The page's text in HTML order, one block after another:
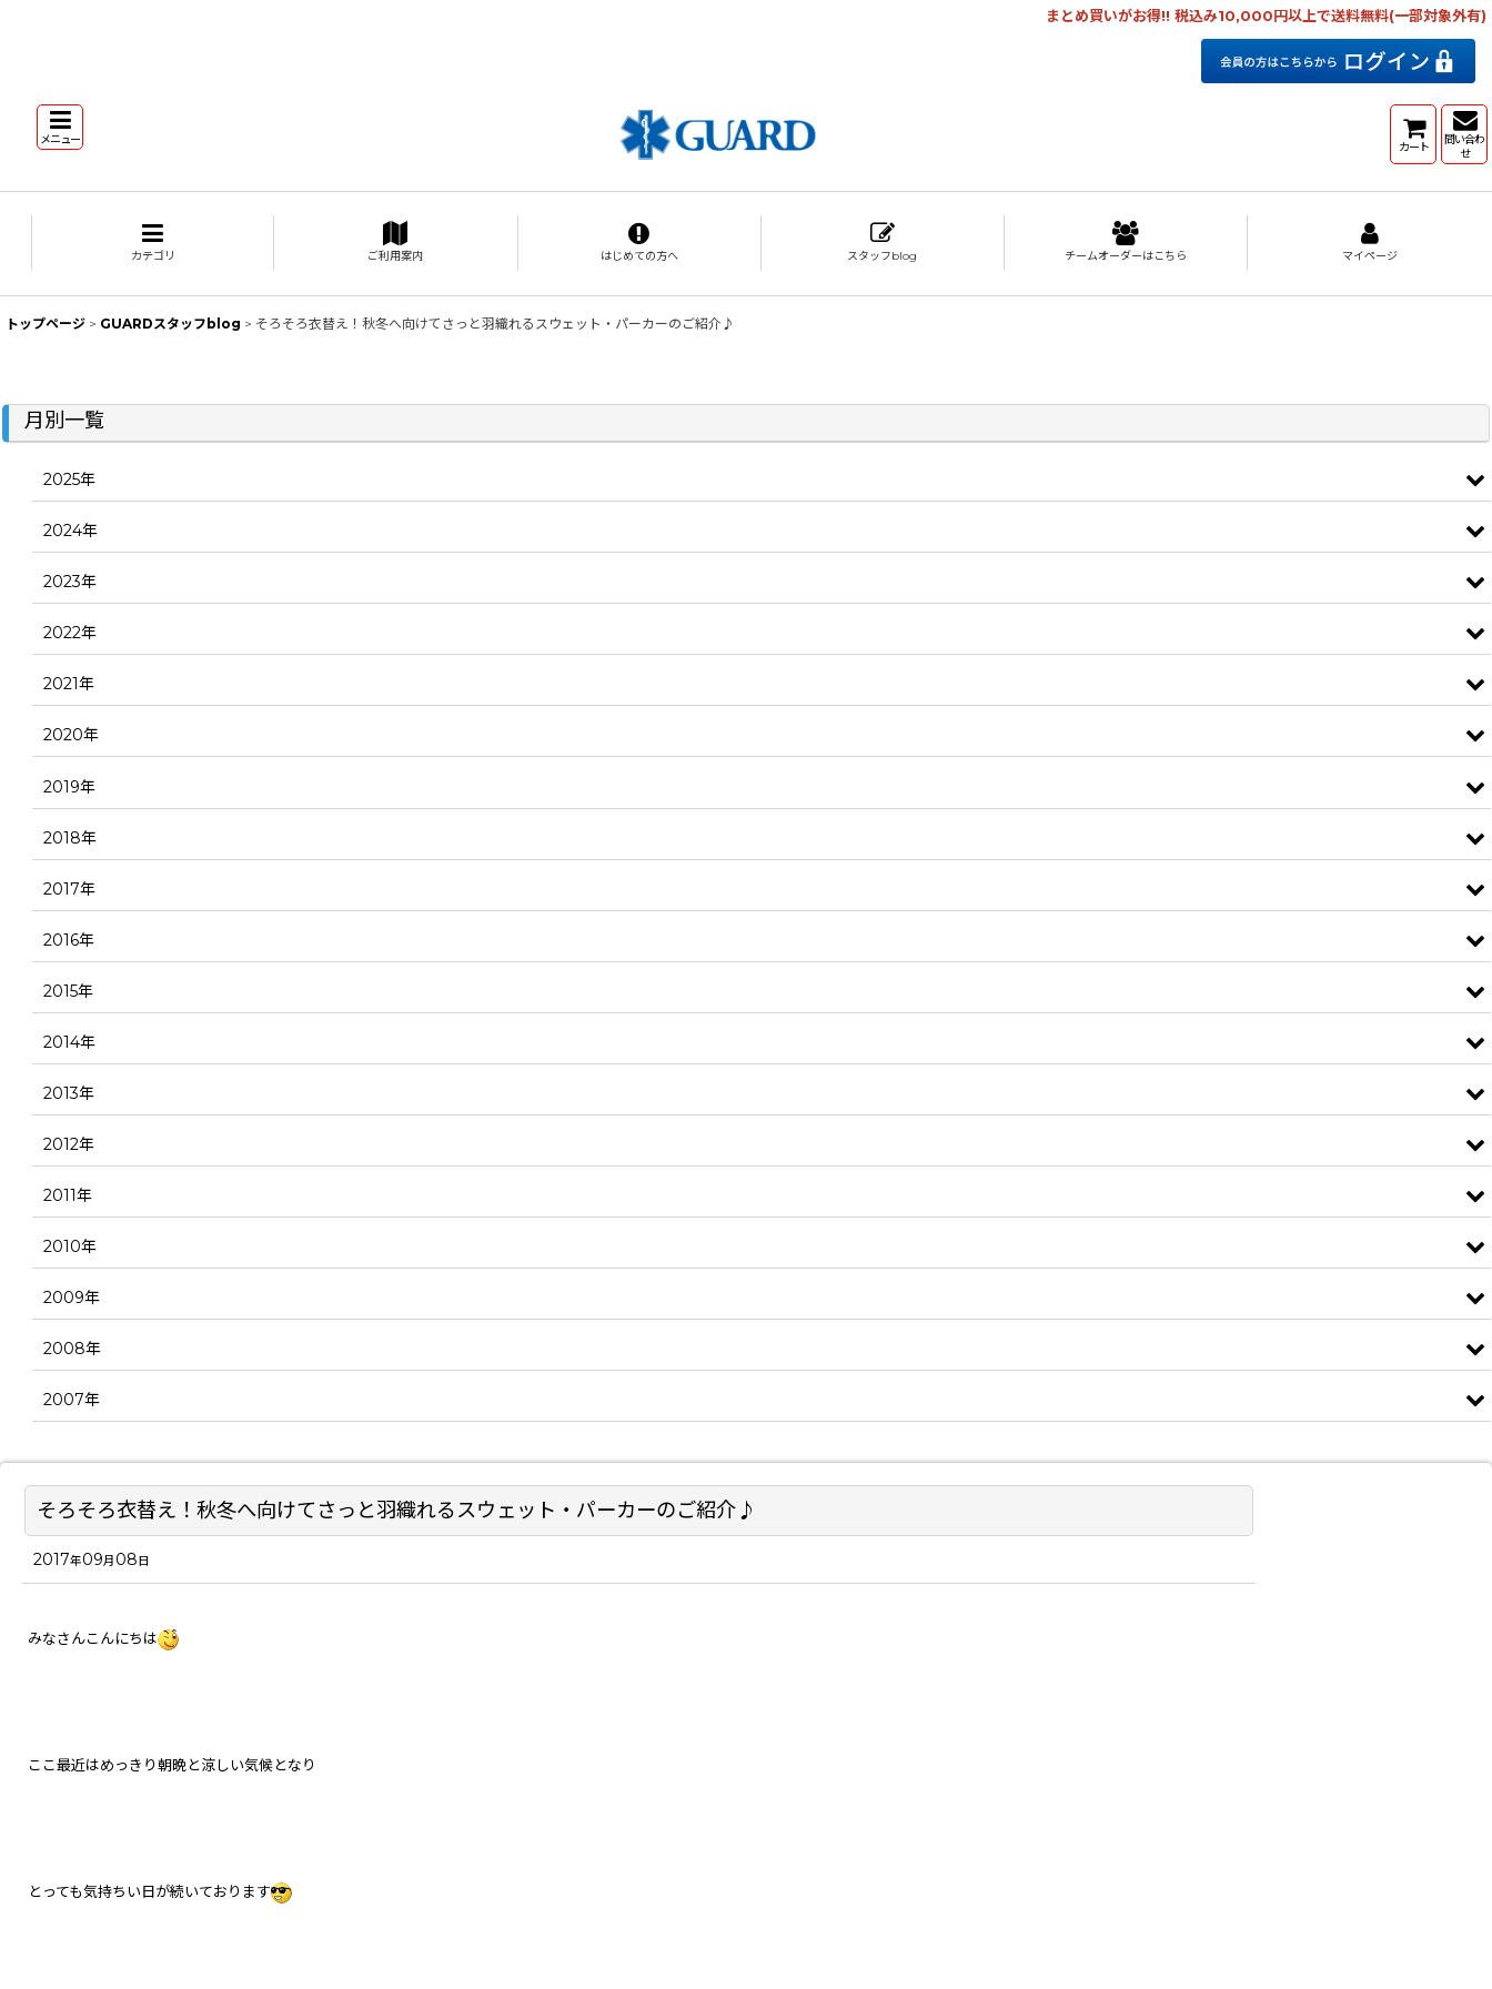
まとめ買いがお得!! 税込み10,000円以上で送料無料(一部対象外有)
メニュー カート
問い合わ
せ
カテゴリ ご利用案内 はじめての方へ スタッフblog チームオーダーはこちら マイページ
トップページ > GUARDスタッフblog > そろそろ衣替え！秋冬へ向けてさっと羽織れるスウェット・パーカーのご紹介♪
そろそろ衣替え！秋冬へ向けてさっと羽織れるスウェット・パーカーのご紹介♪
2017年09月 08日
みなさんこんにちは
ここ最近はめっきり朝晩と涼しい気候となり
とっても気持ちい日が続いております
月別一覧
2025年
2024年
2023年
2022年
2021年
2020年
2019年
2018年
2017年
2016年
2015年
2014年
2013年
2012年
2011年
2010年
2009年
2008年
2007年